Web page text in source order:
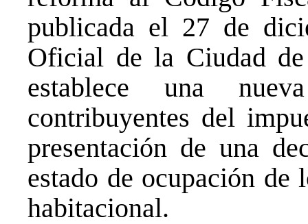
publicada el 27 de
Oficial de la Ciudad
establece una
contribuyentes del
presentación de una
estado de ocupación de
habitacional.